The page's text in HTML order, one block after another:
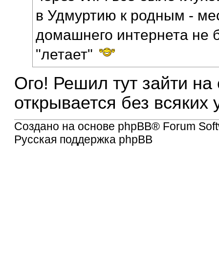
в Удмуртию к родным -
домашнего интернета не
"летает"
Ого! Решил тут зайти
открывается без
Создано на основе phpBB® Forum
Русская поддержка phpBB